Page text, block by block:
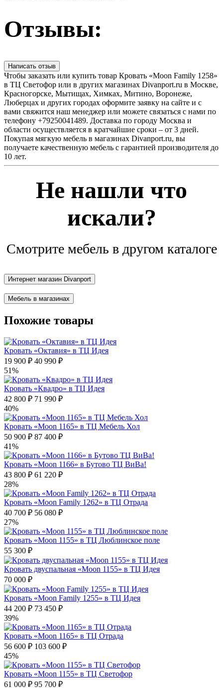
Отзывы:
Написать отзыв
Чтобы заказать или купить товар Кровать «Moon Family 1258»
в ТЦ Светофор или в других магазинах Divanport.ru в Москве,
Красногорске, Мытищах, Химках, Митино, Воронеже,
Люберцах и других городах оформите заявку на сайте и с
вами свяжится наш менеджер или можете связаться с нами по
телефону +79250041489. Доставка по городу Москва и
области осуществляется в кратчайшие сроки – от 3 дней.
Покупая мягкую мебель в магазинах Divanport.ru, вы
получаете качественную мебель с гарантией производителя до
10 лет.
Не нашли что
искали?
Смотрите мебель в другом каталоге
Интернет магазин Divanport
Мебель в магазинах
Похожие товары
Кровать «Октавия» в ТЦ Идея
19 900 ₽ 40 990 ₽
51%
Кровать «Квадро» в ТЦ Идея
42 800 ₽ 71 990 ₽
40%
Кровать «Moon 1165» в ТЦ Мебель Хол
50 900 ₽ 87 400 ₽
41%
Кровать «Moon 1166» в Бутово ТЦ ВиВа!
43 800 ₽ 61 220 ₽
28%
Кровать «Moon Family 1262» в ТЦ Отрада
40 700 ₽ 56 080 ₽
27%
Кровать «Moon 1155» в ТЦ Люблинское поле
55 300 ₽
Кровать двуспальная «Moon 1155» в ТЦ Идея
70 000 ₽
Кровать «Moon Family 1255» в ТЦ Идея
44 200 ₽ 73 450 ₽
39%
Кровать «Moon 1165» в ТЦ Отрада
56 600 ₽ 103 600 ₽
45%
Кровать «Moon 1155» в ТЦ Светофор
61 000 ₽ 95 700 ₽